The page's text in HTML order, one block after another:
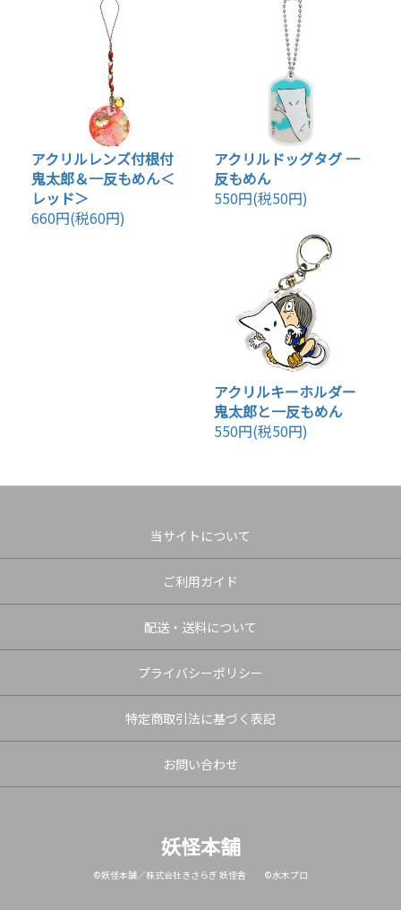
アクリルレンズ付根付
鬼太郎＆一反もめん＜
レッド＞
660円(税60円)
アクリルドッグタグ 一
反もめん
550円(税50円)
アクリルキーホルダー
鬼太郎と一反もめん
550円(税50円)
当サイトについて
ご利用ガイド
配送・送料について
プライバシーポリシー
特定商取引法に基づく表記
お問い合わせ
妖怪本舗
©妖怪本舗／株式会社きさらぎ 妖怪舎 ©水木プロ